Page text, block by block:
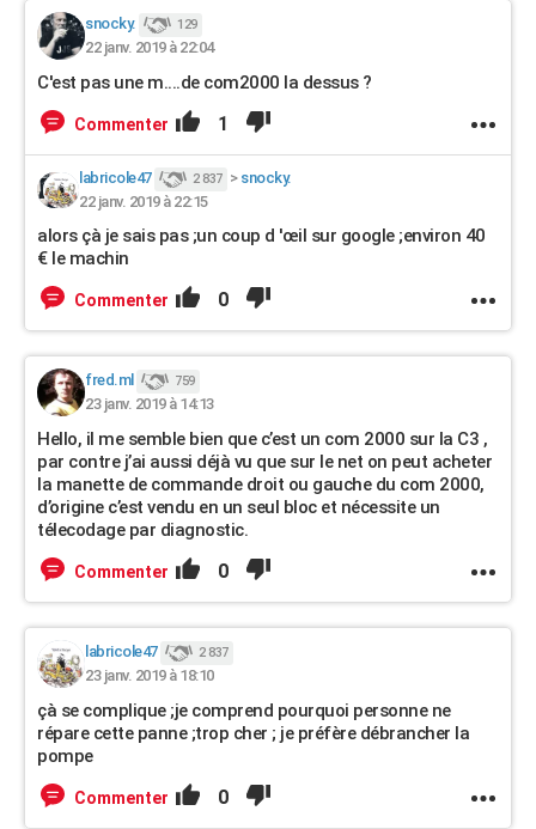
snocky. 129
22 janv. 2019 à 22:04
C'est pas une m....de com2000 la dessus ?
Commenter 1
labricole47 2 837 > snocky.
22 janv. 2019 à 22:15
alors çà je sais pas ;un coup d 'œil sur google ;environ 40
€ le machin
Commenter 0
fred.ml 759
23 janv. 2019 à 14:13
Hello, il me semble bien que c’est un com 2000 sur la C3 ,
par contre j’ai aussi déjà vu que sur le net on peut acheter
la manette de commande droit ou gauche du com 2000,
d’origine c’est vendu en un seul bloc et nécessite un
télecodage par diagnostic.
Commenter 0
labricole47 2 837
23 janv. 2019 à 18:10
çà se complique ;je comprend pourquoi personne ne
répare cette panne ;trop cher ; je préfère débrancher la
pompe
Commenter 0